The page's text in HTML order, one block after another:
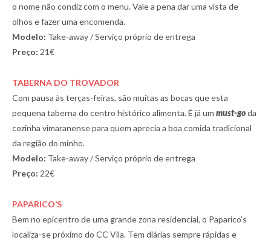
o nome não condiz com o menu. Vale a pena dar uma vista de
olhos e fazer uma encomenda.
Modelo: Take-away / Serviço próprio de entrega
Preço: 21€
TABERNA DO TROVADOR
Com pausa às terças-feiras, são muitas as bocas que esta
pequena taberna do centro histórico alimenta. É já um must-goda
cozinha vimaranense para quem aprecia a boa comida tradicional
da região do minho.
Modelo: Take-away / Serviço próprio de entrega
Preço: 22€
PAPARICO’S
Bem no epicentro de uma grande zona residencial, o Paparico’s
localiza-se próximo do CC Vila. Tem diárias sempre rápidas e